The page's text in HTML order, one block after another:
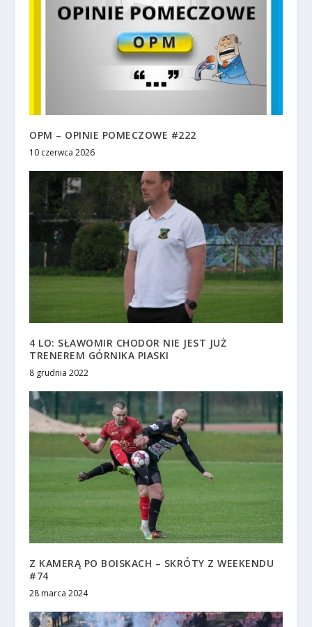
OPM – OPINIE POMECZOWE #222
10 czerwca 2026
4 LO: SŁAWOMIR CHODOR NIE JEST JUŻ
TRENEREM GÓRNIKA PIASKI
8 grudnia 2022
Z KAMERĄ PO BOISKACH – SKRÓTY Z WEEKENDU
#74
28 marca 2024